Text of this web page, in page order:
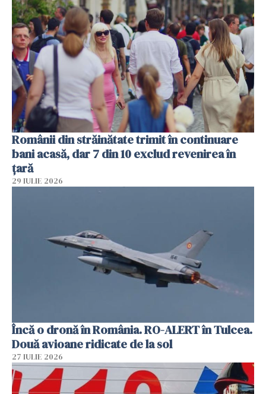
Românii din străinătate trimit în continuare
bani acasă, dar 7 din 10 exclud revenirea în
țară
29 IULIE 2026
Încă o dronă în România. RO-ALERT în Tulcea.
Două avioane ridicate de la sol
27 IULIE 2026